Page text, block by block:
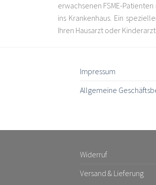
erwachsenen FSME-
ins Krankenhaus. Ein
Ihren Hausarzt oder Kinderarzt.
Impressum
Allgemeine
Widerruf
Versand & Lieferung